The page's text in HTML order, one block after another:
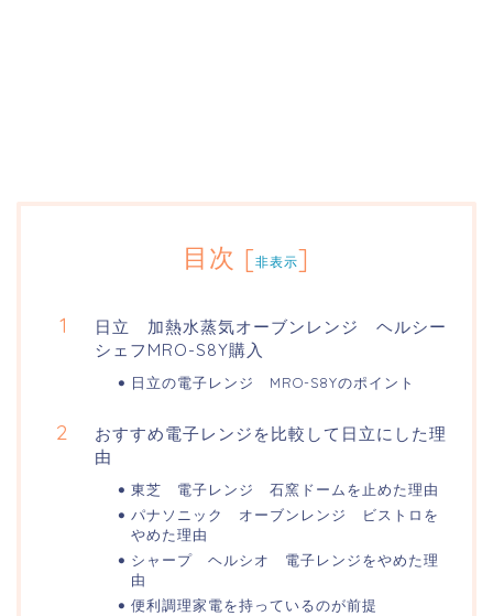
目次 [非表示]
日立 加熱水蒸気オーブンレンジ ヘルシー
シェフMRO-S8Y購入
日立の電子レンジ MRO-S8Yのポイント
おすすめ電子レンジを比較して日立にした理
由
東芝 電子レンジ 石窯ドームを止めた理由
パナソニック オーブンレンジ ビストロを
やめた理由
シャープ ヘルシオ 電子レンジをやめた理
由
便利調理家電を持っているのが前提